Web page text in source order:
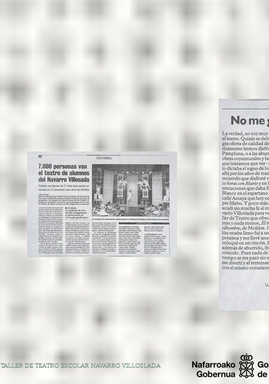
TALLER DE TEATRO ESCOLAR NAVARRO VILLOSLADA